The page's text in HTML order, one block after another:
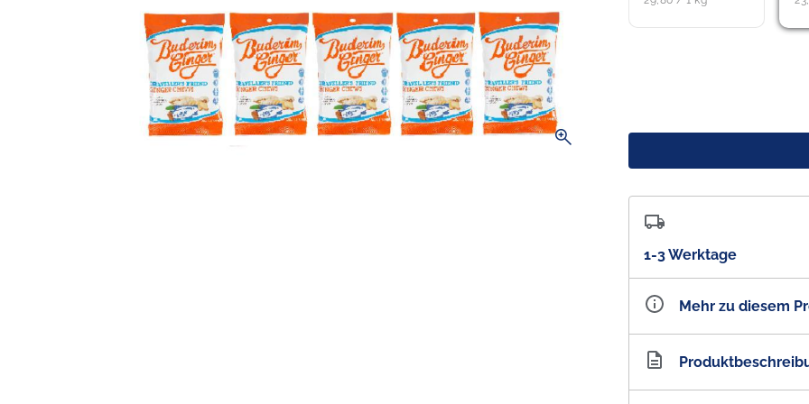
zoom_in
1-3 Werktage
Mehr zu diesem
Artikelnummer